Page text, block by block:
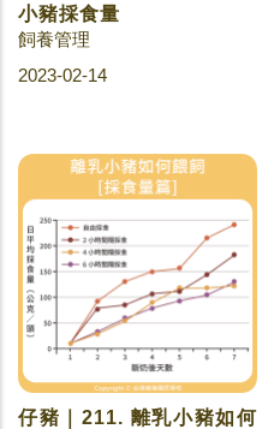
小豬採食量
飼養管理
2023-02-14
仔豬｜211. 離乳小豬如何